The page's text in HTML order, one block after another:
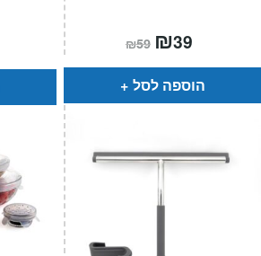
₪59 המחיר
המקורי
היה:
₪59.
₪39
הוא:
הוספה לסל